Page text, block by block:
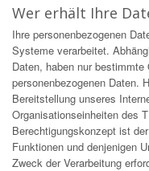
Wer erhält Ihre
Ihre personenbezogenen
Systeme verarbeitet.
Daten, haben nur
personenbezogenen Daten.
Bereitstellung unseres
Organisationseinheiten des
Berechtigungskonzept ist
Funktionen und denjenigen
Zweck der Verarbeitung